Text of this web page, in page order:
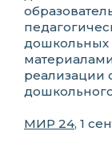
дошкольных
реализации
МИР 24, 1